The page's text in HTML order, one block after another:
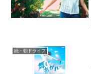
続・朝ドライフ